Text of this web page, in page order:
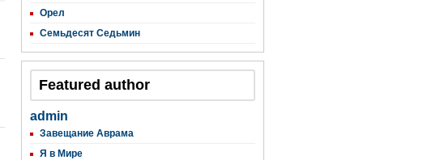
Орел
Семьдесят Седьмин
Featured author
admin
Завещание Аврама
Я в Мире